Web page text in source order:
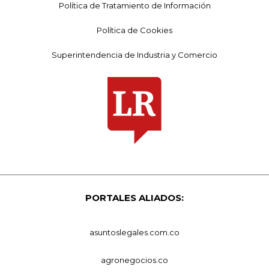
Política de Tratamiento de Información
Política de Cookies
Superintendencia de Industria y Comercio
PORTALES ALIADOS:
asuntoslegales.com.co
agronegocios.co